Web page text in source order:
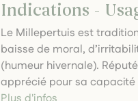
Indications -
Le Millepertuis est
baisse de moral,
(humeur hivernale).
apprécié pour sa capacité